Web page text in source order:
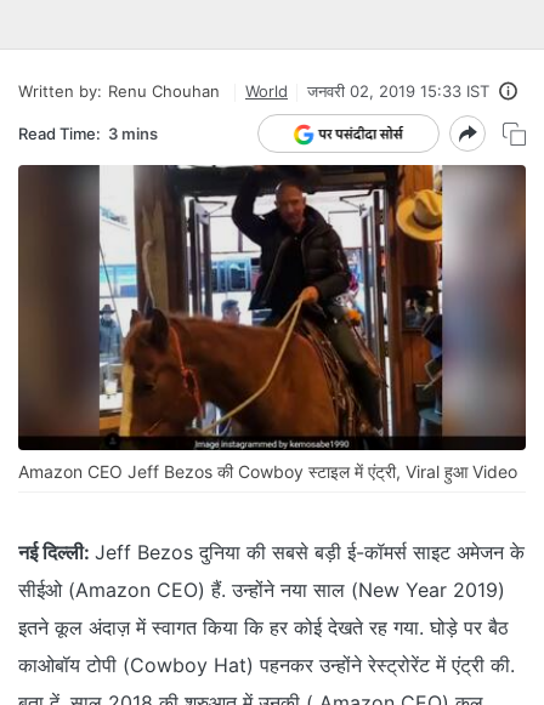
Written by: Renu Chouhan World जनवरी 02, 2019 15:33 IST
Read Time: 3 mins
Amazon CEO Jeff Bezos की Cowboy स्टाइल में एंट्री, Viral हुआ Video
नई दिल्ली: Jeff Bezos दुनिया की सबसे बड़ी ई-कॉमर्स साइट अमेजन के
सीईओ (Amazon CEO) हैं. उन्होंने नया साल (New Year 2019)
इतने कूल अंदाज़ में स्वागत किया कि हर कोई देखते रह गया. घोड़े पर बैठ
काओबॉय टोपी (Cowboy Hat) पहनकर उन्होंने रेस्ट्रोरेंट में एंट्री की.